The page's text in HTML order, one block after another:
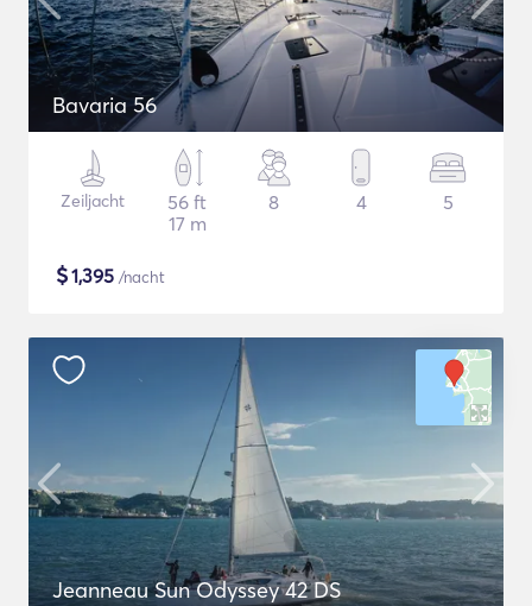
Bavaria 56
Zeiljacht
56 ft
17 m
8 4 5
$1,395 /nacht
Jeanneau Sun Odyssey 42 DS